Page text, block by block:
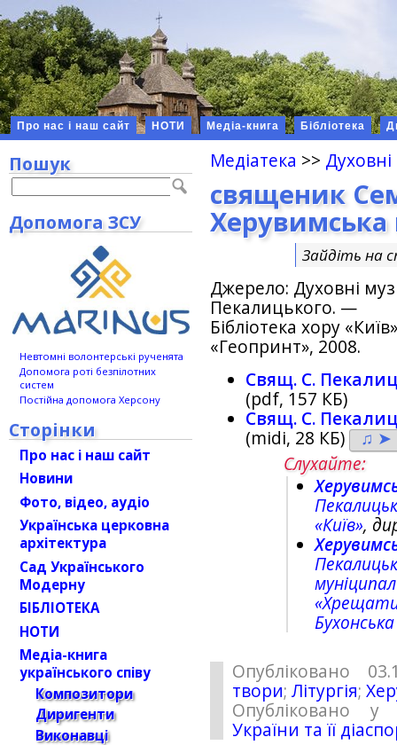
Про нас і наш сайт НОТИ Медіа-книга Бібліотека
Медіатека >>
священик
Херувимська
Зайдіть на
Джерело: Духовнi
Пекалицького. —
Бiблiотека хору
«Геопринт», 2008.
Свящ. С.
(pdf, 157 КБ)
Свящ. С.
(midi, 28 КБ) ♫ ➤
Слухайте:
«Київ»,
Бухонська
Опубліковано
твори;Літургія;
Опубліковано у
України та її
Пошук
Допомога ЗСУ
Невтомні волонтерські рученята
Допомога роті безпілотних
систем
Постійна допомога Херсону
Сторінки
Про нас і наш сайт
Новини
Фото, відео, аудіо
Українська церковна
архітектура
Сад Українського
Модерну
БІБЛІОТЕКА
НОТИ
Медіа-книга
українського співу
Композитори
Диригенти
Виконавці